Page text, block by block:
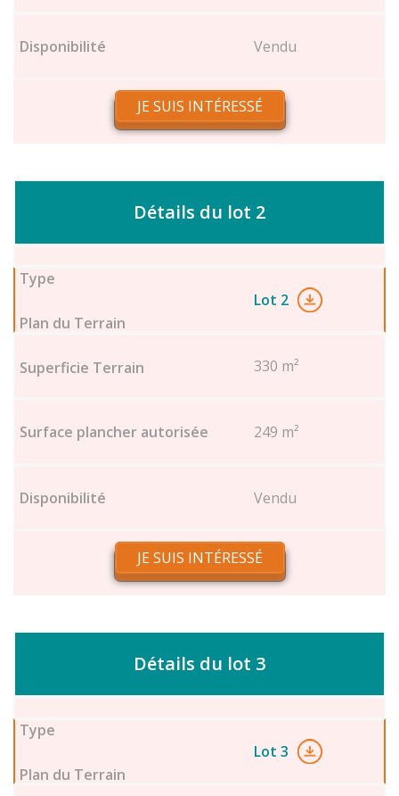
Vendu
JE SUIS INTÉRESSÉ
Détails du lot 2
Lot 2
330 m²
249 m²
Vendu
JE SUIS INTÉRESSÉ
Détails du lot 3
Lot 3